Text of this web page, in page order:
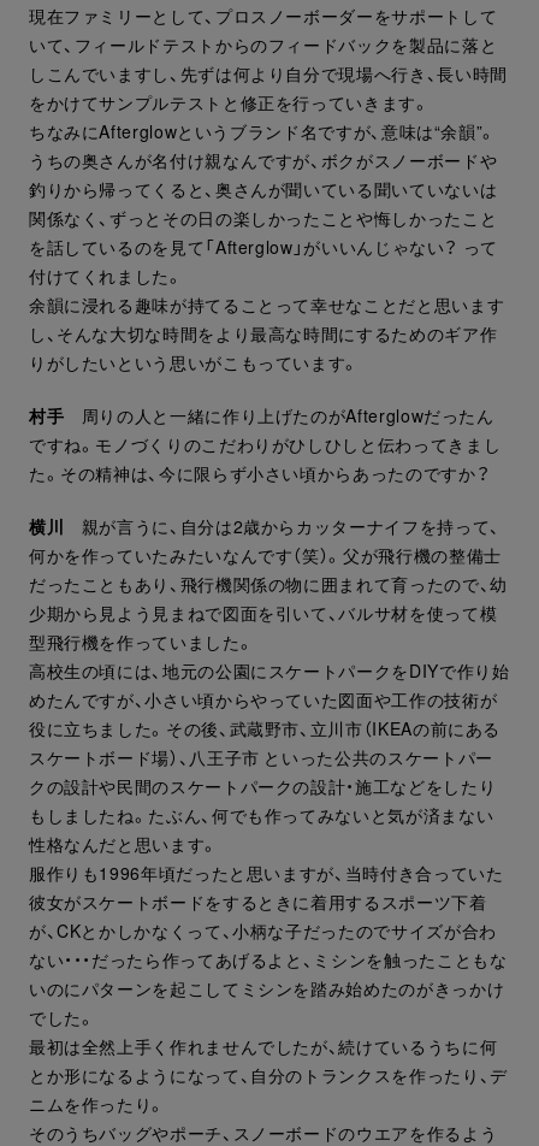
現在ファミリーとして、プロスノーボーダーをサポートして
いて、フィールドテストからのフィードバックを製品に落と
しこんでいますし、先ずは何より自分で現場へ行き、長い時間
をかけてサンプルテストと修正を行っていきます。
ちなみにAfterglowというブランド名ですが、意味は“余韻”。
うちの奥さんが名付け親なんですが、ボクがスノーボードや
釣りから帰ってくると、奥さんが聞いている聞いていないは
関係なく、ずっとその日の楽しかったことや悔しかったこと
を話しているのを見て「Afterglow」がいいんじゃない？ って
付けてくれました。
余韻に浸れる趣味が持てることって幸せなことだと思います
し、そんな大切な時間をより最高な時間にするためのギア作
りがしたいという思いがこもっています。
村手 周りの人と一緒に作り上げたのがAfterglowだったん
ですね。モノづくりのこだわりがひしひしと伝わってきまし
た。その精神は、今に限らず小さい頃からあったのですか？
横川 親が言うに、自分は2歳からカッターナイフを持って、
何かを作っていたみたいなんです（笑）。父が飛行機の整備士
だったこともあり、飛行機関係の物に囲まれて育ったので、幼
少期から見よう見まねで図面を引いて、バルサ材を使って模
型飛行機を作っていました。
高校生の頃には、地元の公園にスケートパークをDIYで作り始
めたんですが、小さい頃からやっていた図面や工作の技術が
役に立ちました。その後、武蔵野市、立川市（IKEAの前にある
スケートボード場）、八王子市 といった公共のスケートパー
クの設計や民間のスケートパークの設計・施工などをしたり
もしましたね。たぶん、何でも作ってみないと気が済まない
性格なんだと思います。
服作りも1996年頃だったと思いますが、当時付き合っていた
彼女がスケートボードをするときに着用するスポーツ下着
が、CKとかしかなくって、小柄な子だったのでサイズが合わ
ない・・・だったら作ってあげるよと、ミシンを触ったこともな
いのにパターンを起こしてミシンを踏み始めたのがきっかけ
でした。
最初は全然上手く作れませんでしたが、続けているうちに何
とか形になるようになって、自分のトランクスを作ったり、デ
ニムを作ったり。
そのうちバッグやポーチ、スノーボードのウエアを作るよう